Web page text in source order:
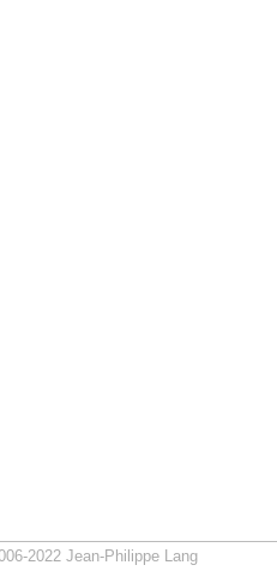
2022 Jean-Philippe Lang